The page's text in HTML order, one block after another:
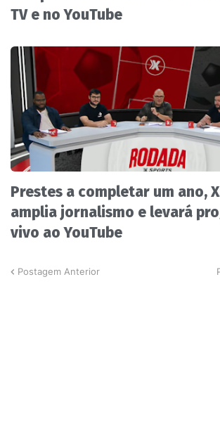
TV e no YouTube
Prestes a completar um ano,
amplia jornalismo e levará
vivo ao YouTube
Postagem Anterior